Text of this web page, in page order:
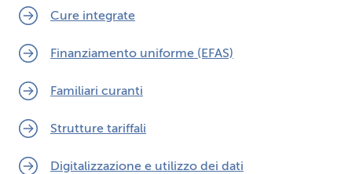
z
Cure integrate
Finanziamento uniforme (EFAS)
Familiari curanti
Strutture tariffali
Digitalizzazione e utilizzo dei dati